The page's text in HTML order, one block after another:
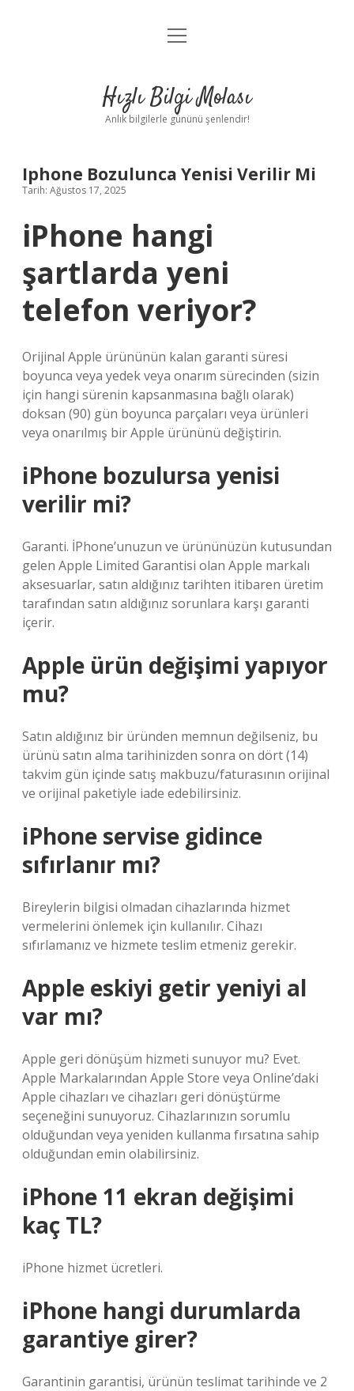
Anasayfa
Yasal Uyarı
menüyü
Hızlı Bilgi Molası
Anlık bilgilerle gününü şenlendir!
Iphone Bozulunca Yenisi Verilir Mi
Tarih: Ağustos 17, 2025
iPhone hangi
şartlarda yeni
telefon veriyor?
Orijinal Apple ürününün kalan garanti süresi
boyunca veya yedek veya onarım sürecinden (sizin
için hangi sürenin kapsanmasına bağlı olarak)
doksan (90) gün boyunca parçaları veya ürünleri
veya onarılmış bir Apple ürününü değiştirin.
iPhone bozulursa yenisi
verilir mi?
Garanti. İPhone’unuzun ve ürününüzün kutusundan
gelen Apple Limited Garantisi olan Apple markalı
aksesuarlar, satın aldığınız tarihten itibaren üretim
tarafından satın aldığınız sorunlara karşı garanti
içerir.
Apple ürün değişimi yapıyor
mu?
Satın aldığınız bir üründen memnun değilseniz, bu
ürünü satın alma tarihinizden sonra on dört (14)
takvim gün içinde satış makbuzu/faturasının orijinal
ve orijinal paketiyle iade edebilirsiniz.
iPhone servise gidince
sıfırlanır mı?
Bireylerin bilgisi olmadan cihazlarında hizmet
vermelerini önlemek için kullanılır. Cihazı
sıfırlamanız ve hizmete teslim etmeniz gerekir.
Apple eskiyi getir yeniyi al
var mı?
Apple geri dönüşüm hizmeti sunuyor mu? Evet.
Apple Markalarından Apple Store veya Online’daki
Apple cihazları ve cihazları geri dönüştürme
seçeneğini sunuyoruz. Cihazlarınızın sorumlu
olduğundan veya yeniden kullanma fırsatına sahip
olduğundan emin olabilirsiniz.
iPhone 11 ekran değişimi
kaç TL?
iPhone hizmet ücretleri.
iPhone hangi durumlarda
garantiye girer?
Garantinin garantisi, ürünün teslimat tarihinde ve 2